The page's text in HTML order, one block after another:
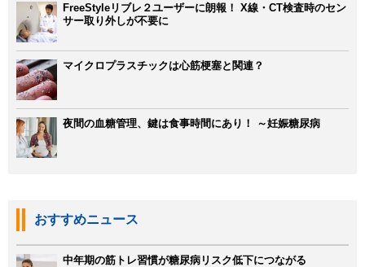
FreeStyleリブレ２ユーザーに朗報！ X線・CT検査時のセン
サー取り外しが不要に
マイクロプラスチックは心筋梗塞と関連？
夜間の血糖管理、鍵は食事時間にあり！ ～妊娠糖尿病
おすすめニュース
中年期の筋トレ習慣が糖尿病リスク低下につながる